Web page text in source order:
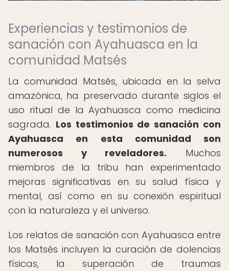
Experiencias y testimonios de
sanación con Ayahuasca en la
comunidad Matsés
La comunidad Matsés, ubicada en la selva
amazónica, ha preservado durante siglos el
uso ritual de la Ayahuasca como medicina
sagrada. Los testimonios de sanación con
Ayahuasca en esta comunidad son
numerosos y reveladores. Muchos
miembros de la tribu han experimentado
mejoras significativas en su salud física y
mental, así como en su conexión espiritual
con la naturaleza y el universo.
Los relatos de sanación con Ayahuasca entre
los Matsés incluyen la curación de dolencias
físicas, la superación de traumas